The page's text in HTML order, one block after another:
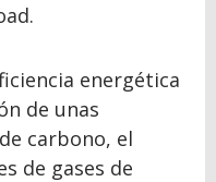
energética
de unas
carbono, el
de gases de